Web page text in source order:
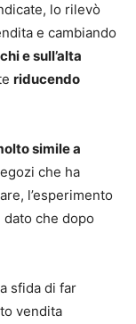
lo rilevò
e cambiando
e sull’alta
riducendo
simile a
che ha
l’esperimento
che dopo
sfida di far
vendita